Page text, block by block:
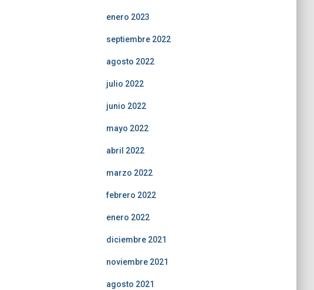
enero 2023
septiembre 2022
agosto 2022
julio 2022
junio 2022
mayo 2022
abril 2022
marzo 2022
febrero 2022
enero 2022
diciembre 2021
noviembre 2021
agosto 2021